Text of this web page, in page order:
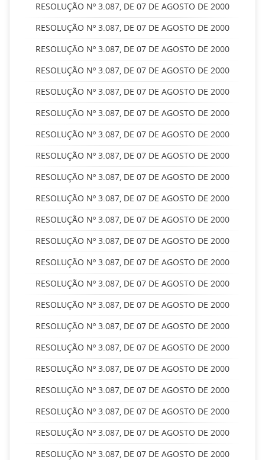
RESOLUÇÃO Nº 3.087, DE 07 DE AGOSTO DE 2000
RESOLUÇÃO Nº 3.087, DE 07 DE AGOSTO DE 2000
RESOLUÇÃO Nº 3.087, DE 07 DE AGOSTO DE 2000
RESOLUÇÃO Nº 3.087, DE 07 DE AGOSTO DE 2000
RESOLUÇÃO Nº 3.087, DE 07 DE AGOSTO DE 2000
RESOLUÇÃO Nº 3.087, DE 07 DE AGOSTO DE 2000
RESOLUÇÃO Nº 3.087, DE 07 DE AGOSTO DE 2000
RESOLUÇÃO Nº 3.087, DE 07 DE AGOSTO DE 2000
RESOLUÇÃO Nº 3.087, DE 07 DE AGOSTO DE 2000
RESOLUÇÃO Nº 3.087, DE 07 DE AGOSTO DE 2000
RESOLUÇÃO Nº 3.087, DE 07 DE AGOSTO DE 2000
RESOLUÇÃO Nº 3.087, DE 07 DE AGOSTO DE 2000
RESOLUÇÃO Nº 3.087, DE 07 DE AGOSTO DE 2000
RESOLUÇÃO Nº 3.087, DE 07 DE AGOSTO DE 2000
RESOLUÇÃO Nº 3.087, DE 07 DE AGOSTO DE 2000
RESOLUÇÃO Nº 3.087, DE 07 DE AGOSTO DE 2000
RESOLUÇÃO Nº 3.087, DE 07 DE AGOSTO DE 2000
RESOLUÇÃO Nº 3.087, DE 07 DE AGOSTO DE 2000
RESOLUÇÃO Nº 3.087, DE 07 DE AGOSTO DE 2000
RESOLUÇÃO Nº 3.087, DE 07 DE AGOSTO DE 2000
RESOLUÇÃO Nº 3.087, DE 07 DE AGOSTO DE 2000
RESOLUÇÃO Nº 3.087, DE 07 DE AGOSTO DE 2000